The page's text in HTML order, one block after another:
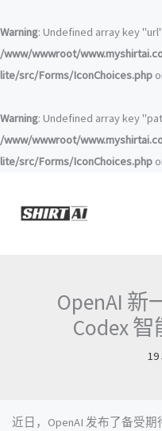
Warning: Undefined array key
/www/wwwroot/
lite/src/Forms/IconChoices.php
Warning: Undefined array key
/www/wwwroot/
lite/src/Forms/IconChoices.php
至
内
容
OpenAI 新
Codex
19
近日，OpenAI 发布了备受